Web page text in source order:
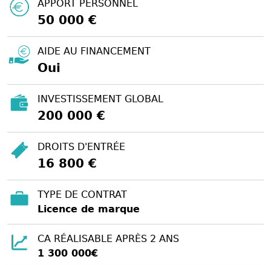
APPORT PERSONNEL
50 000 €
AIDE AU FINANCEMENT
Oui
INVESTISSEMENT GLOBAL
200 000 €
DROITS D'ENTRÉE
16 800 €
TYPE DE CONTRAT
Licence de marque
CA RÉALISABLE APRÈS 2 ANS
1 300 000€